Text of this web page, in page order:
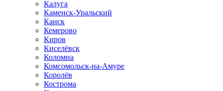
Калуга
Каменск-Уральский
Канск
Кемерово
Киров
Киселёвск
Коломна
Комсомольск-на-Амуре
Королёв
Кострома